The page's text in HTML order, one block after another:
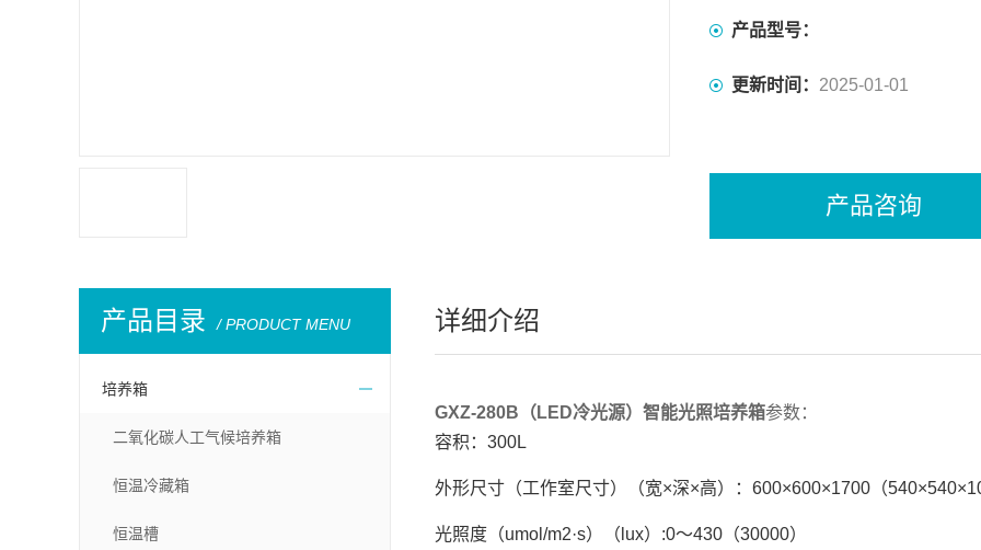
产品型号：
更新时间： 2025-01-01
产品咨询
产品目录 / PRODUCT MENU
培养箱
二氧化碳人工气候培养箱
恒温冷藏箱
恒温槽
详细介绍
GXZ-280B（LED冷光源）智能光照培养箱参数：
容积：300L
外形尺寸（工作室尺寸）（宽×深×高）：600×600×1700（
光照度（umol/m2·s）（lux）:0～430（30000）